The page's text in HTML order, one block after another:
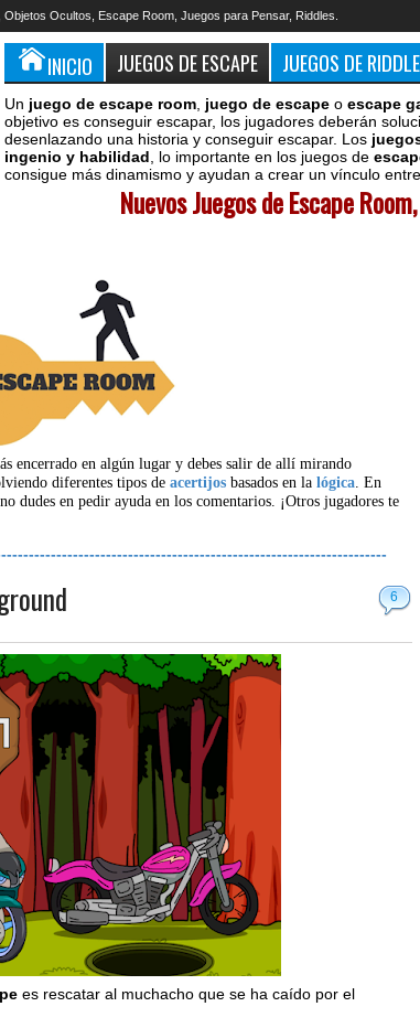
Ocultos, Escape Room, Juegos para Pensar, Riddles.
INICIO JUEGOS DE ESCAPE JUEGOS DE
Un juego de escape room juego de escape o escape
objetivo es conseguir escapar, los jugadores deberán
desenlazando una historia y conseguir escapar. Los
ingenio y habilidad , lo importante en los juegos de
consigue más dinamismo y ayudan a crear un vínculo
Nuevos Juegos de Escape
encerrado en algún lugar y debes salir de allí mirando
diferentes tipos deacertijos basados en lalógica. En
dudes en pedir ayuda en los comentarios. ¡Otros jugadores te
6
es rescatar al muchacho que se ha caído por el